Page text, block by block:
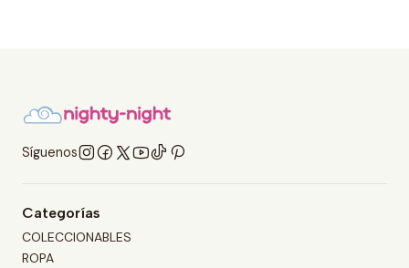
Síguenos
Categorías
COLECCIONABLES
ROPA